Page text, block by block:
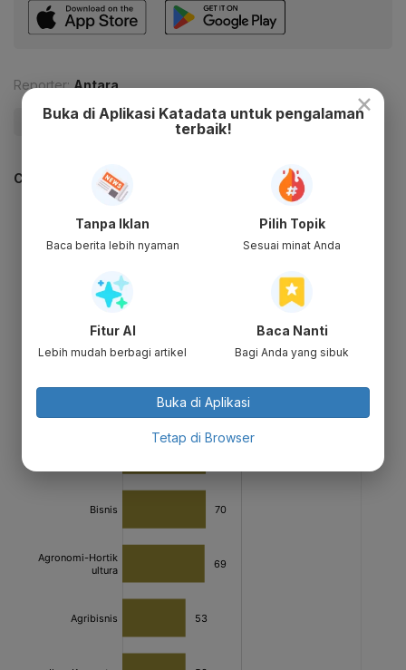
Reporter: Antara
#GRIB #Polda metro #Update Me
CEK JUGA DATA INI
×
Buka di Aplikasi Katadata untuk pengalaman
terbaik!
Tanpa Iklan
Baca berita lebih nyaman
Pilih Topik
Sesuai minat Anda
Fitur AI
Lebih mudah berbagi artikel
Baca Nanti
Bagi Anda yang sibuk
Buka di Aplikasi
Tetap di Browser